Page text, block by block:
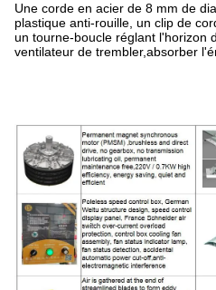
Une corde en acier de 8 mm de
plastique anti-rouille, un clip de
un tourne-boucle réglant l'horizon
ventilateur de trembler,absorber